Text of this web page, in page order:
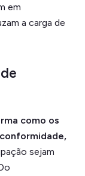
em
a carga de
como os
sejam